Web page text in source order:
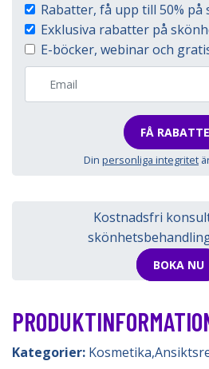
Rabatter, få upp till 50%
Exklusiva rabatter på
E-böcker, webinar och
FÅ
Din personliga integritet
Kostnadsfri
BOKA NU
Kategorier: Kosmetika,